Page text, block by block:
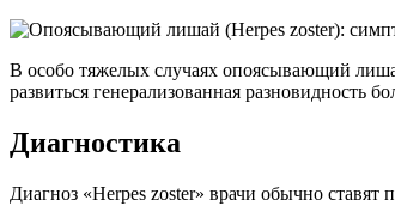
В особо тяжелых случаях опоясывающий
развиться генерализованная разновидность
Диагностика
Диагноз «Herpes zoster» врачи обычно